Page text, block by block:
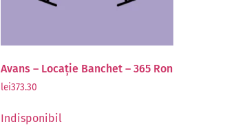
Avans – Locație Banchet – 365 Ron
lei373.30
Indisponibil